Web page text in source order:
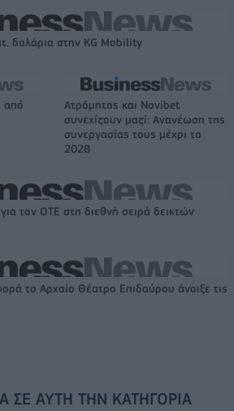
δολάρια στην KG Mobility
από
Ατρόμητος και Novibet
συνεχίζουν μαζί: Ανανέωση της
συνεργασίας τους μέχρι το
2028
τον ΟΤΕ στη διεθνή σειρά δεικτών
το Αρχαίο Θέατρο Επιδαύρου άνοιξε τις
ΣΕ ΑΥΤΉ ΤΗΝ ΚΑΤΗΓΟΡΊΑ